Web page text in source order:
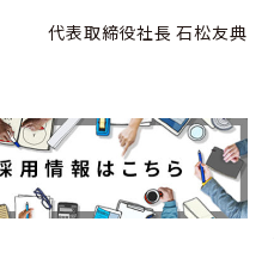
代表取締役社長 石松友典